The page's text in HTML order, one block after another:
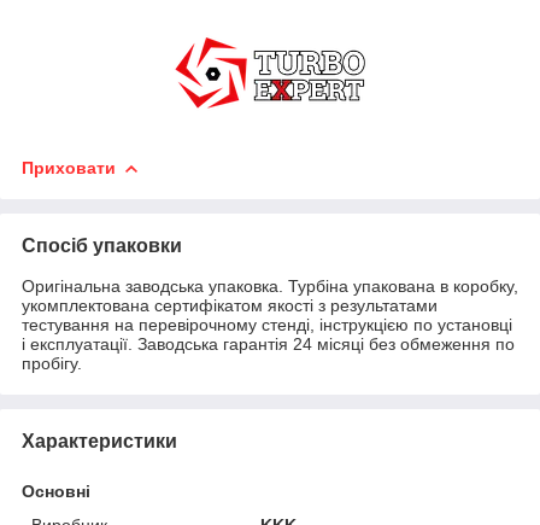
Приховати
Спосіб упаковки
Оригінальна заводська упаковка. Турбіна упакована в коробку,
укомплектована сертифікатом якості з результатами
тестування на перевірочному стенді, інструкцією по установці
і експлуатації. Заводська гарантія 24 місяці без обмеження по
пробігу.
Характеристики
Основні